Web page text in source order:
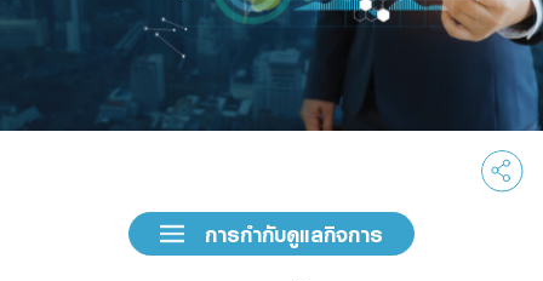
Foreigners
การกำกับดูแลกิจการ